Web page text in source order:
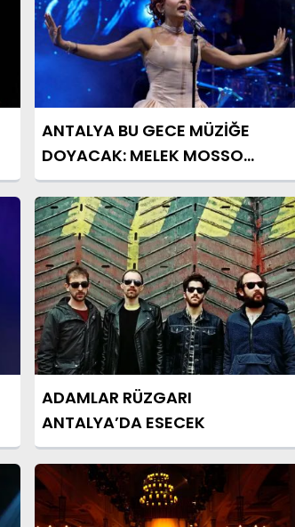
ANTALYA BU GECE MÜZİĞE
DOYACAK: MELEK MOSSO
SAHNE ALIYOR
ADAMLAR RÜZGARI
ANTALYA’DA ESECEK